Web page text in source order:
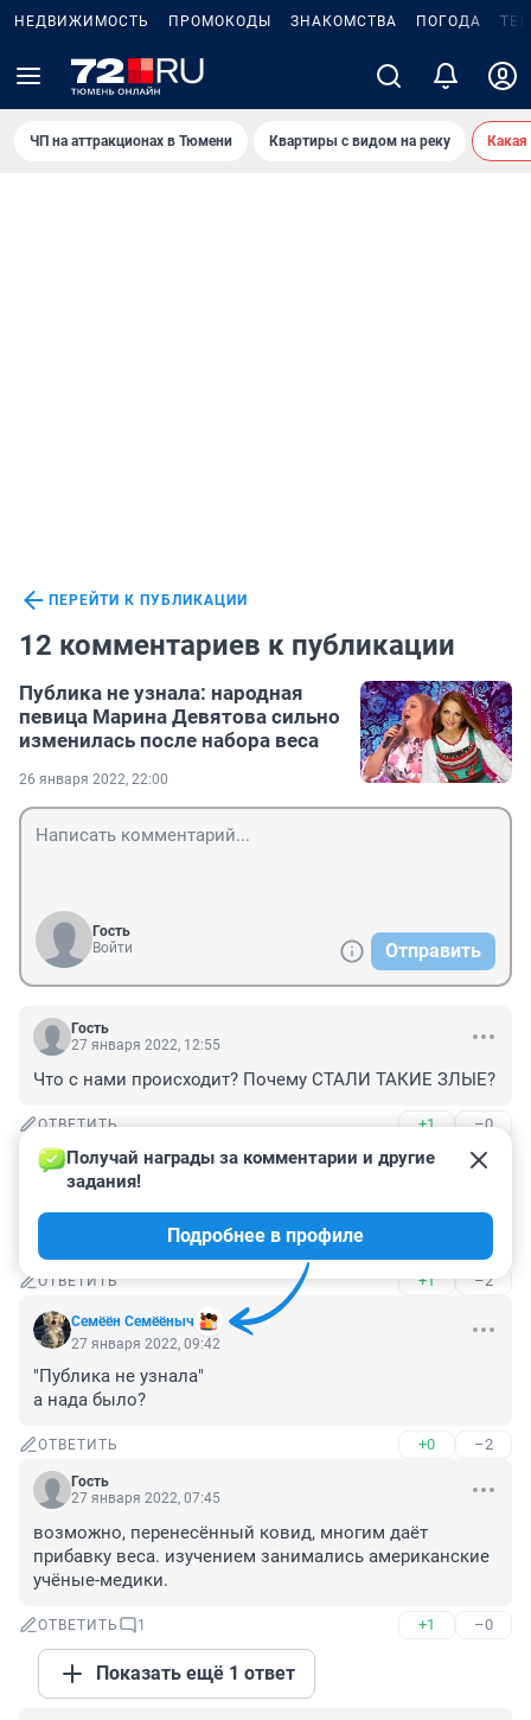
НЕДВИЖИМОСТЬ ПРОМОКОДЫ ЗНАКОМСТВА ПОГОДА
ЧП на аттракционах в Тюмени Квартиры с видом на реку
ПЕРЕЙТИ К ПУБЛИКАЦИИ
12 комментариев к публикации
Публика не узнала: народная
певица Марина Девятова сильно
изменилась после набора веса
26 января 2022, 22:00
Гость
Войти
Отправить
Гость
27 января 2022, 12:55
Что с нами происходит? Почему СТАЛИ ТАКИЕ ЗЛЫЕ?
ОТВЕТИТЬ +1 –0
Гость
27 января 2022, 11:43
ещё одна народная? как они это делают? впрочем
ОТВЕТИТЬ +1 –2
Семёён Семёёныч
Получай награды за комментарии и другие
задания!
Подробнее в профиле
27 января 2022, 09:42
"Публика не узнала"
а нада было?
ОТВЕТИТЬ +0 –2
Гость
27 января 2022, 07:45
возможно, перенесённый ковид, многим даёт
прибавку веса. изучением занимались американские
учёные-медики.
ОТВЕТИТЬ 1 +1 –0
Показать ещё 1 ответ